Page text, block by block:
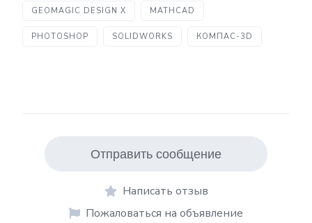
GEOMAGIC DESIGN X MATHCAD
PHOTOSHOP SOLIDWORKS КОМПАС-3D
Отправить сообщение
Написать отзыв
Пожаловаться на объявление